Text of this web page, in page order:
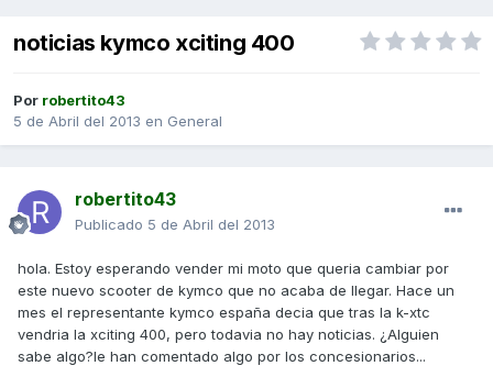
noticias kymco xciting 400
Por robertito43
5 de Abril del 2013 en General
robertito43
Publicado 5 de Abril del 2013
hola. Estoy esperando vender mi moto que queria cambiar por
este nuevo scooter de kymco que no acaba de llegar. Hace un
mes el representante kymco españa decia que tras la k-xtc
vendria la xciting 400, pero todavia no hay noticias. ¿Alguien
sabe algo?le han comentado algo por los concesionarios...